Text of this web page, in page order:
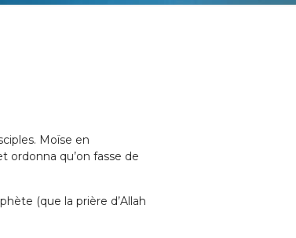
Moïse en
ordonna qu’on fasse de
(que la prière d’Allah